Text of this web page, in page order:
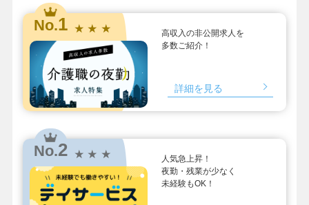
No.1 ★ ★ ★
高収入の非公開求人を
多数ご紹介！
詳細を見る
No.2 ★ ★ ★
人気急上昇！
夜勤・残業が少なく
未経験もOK！